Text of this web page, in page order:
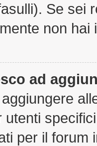
Se sei
non hai
ad
per il forum